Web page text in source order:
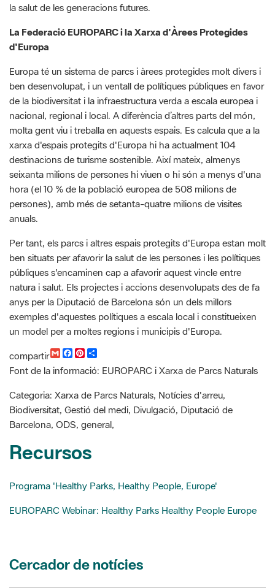
Europa té un sistema de parcs i àrees protegides molt divers i
ben desenvolupat, i un ventall de polítiques públiques en favor
de la biodiversitat i la infraestructura verda a escala europea i
nacional, regional i local. A diferència d’altres parts del món,
molta gent viu i treballa en aquests espais. Es calcula que a la
xarxa d'espais protegits d'Europa hi ha actualment 104
destinacions de turisme sostenible. Així mateix, almenys
seixanta milions de persones hi viuen o hi són a menys d'una
hora (el 10 % de la població europea de 508 milions de
persones), amb més de setanta-quatre milions de visites
anuals.
Per tant, els parcs i altres espais protegits d'Europa estan molt
ben situats per afavorir la salut de les persones i les polítiques
natura i salut. Els projectes i accions desenvolupats des de fa
anys per la Diputació de Barcelona són un dels millors
exemples d'aquestes polítiques a escala local i constitueixen
un model per a moltes regions i municipis d'Europa.
compartir
G
m
a
i
F
a
c
e
b
o
o
k
P
i
n
t
e
r
e
s
C
o
m
p
t
i
Font de la informació: EUROPARC i Xarxa de Parcs Naturals
Categoria: Xarxa de Parcs Naturals, Notícies d'arreu,
Biodiversitat, Gestió del medi, Divulgació, Diputació de
Recursos
Cercador de notícies